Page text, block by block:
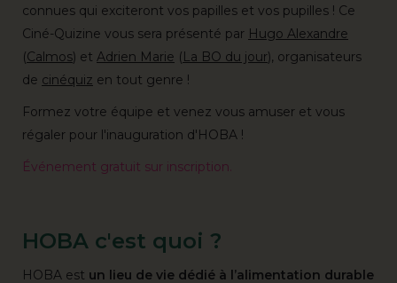
connues qui exciteront vos papilles et vos pupilles ! Ce
Ciné-Quizine vous sera présenté par Hugo Alexandre
(Calmos) et Adrien Marie (La BO du jour), organisateurs
de cinéquiz en tout genre !
Formez votre équipe et venez vous amuser et vous
régaler pour l'inauguration d'HOBA !
Événement gratuit sur inscription.
HOBA c'est quoi ?
HOBA est un lieu de vie dédié à l’alimentation durable